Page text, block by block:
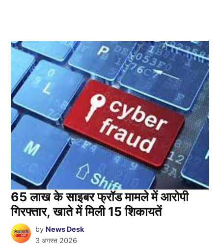
65 लाख के साइबर फ्रॉड मामले में आरोपी
गिरफ्तार, खाते में मिली 15 शिकायतें
by News Desk
3 अगस्त 2026